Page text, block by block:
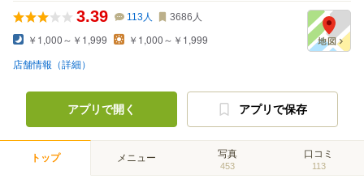
3.39 113人 3686 人
￥1,000～￥1,999 ￥1,000～￥1,999
店舗情報（詳細）
アプリで開く アプリで保存
トップ メニュー 写真
453
口コミ
113